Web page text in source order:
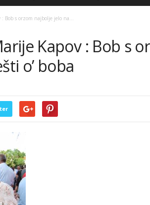
Bob s orzom najbolje jelo na...
Kapov : Bob s
o’ boba